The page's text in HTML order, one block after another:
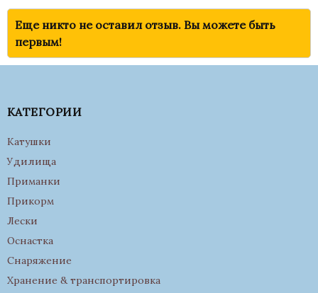
Еще никто не оставил отзыв. Вы можете быть
первым!
КАТЕГОРИИ
Катушки
Удилища
Приманки
Прикорм
Лески
Оснастка
Снаряжение
Хранение & транспортировка